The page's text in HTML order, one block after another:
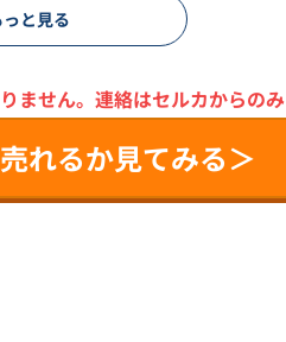
っと見る
ません。 連絡はセルカからのみ
れるか見てみる＞